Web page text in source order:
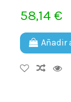
58,14 €
Añadir